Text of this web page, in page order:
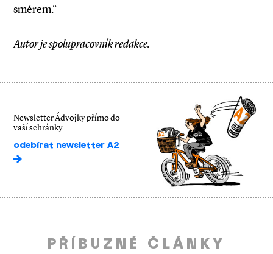
směrem.“
Autor je spolupracovník redakce.
Newsletter Ádvojky přímo do
vaší schránky
odebírat newsletter A2
PŘÍBUZNÉ ČLÁNKY